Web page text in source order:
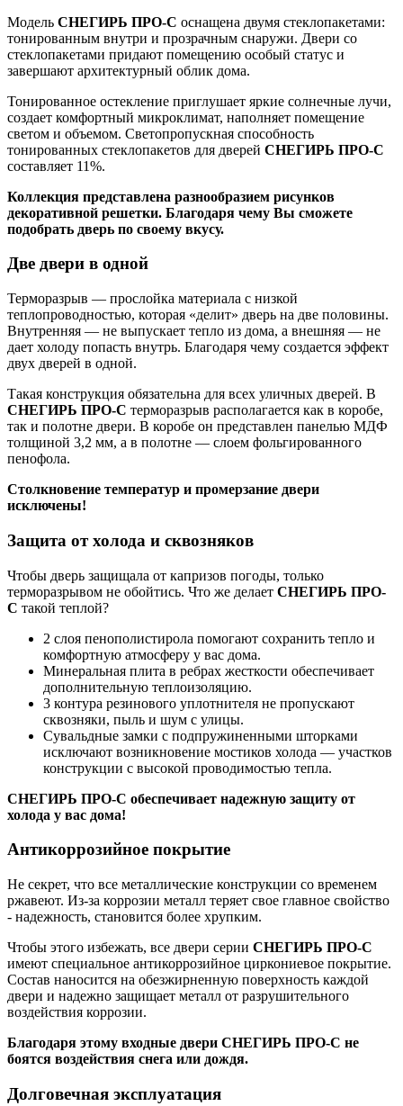
Модель СНЕГИРЬ ПРО-С оснащена двумя стеклопакетами:
тонированным внутри и прозрачным снаружи. Двери со
стеклопакетами придают помещению особый статус и
завершают архитектурный облик дома.
Тонированное остекление приглушает яркие солнечные лучи,
создает комфортный микроклимат, наполняет помещение
светом и объемом. Светопропускная способность
тонированных стеклопакетов для дверей СНЕГИРЬ ПРО-С
составляет 11%.
Коллекция представлена разнообразием рисунков
декоративной решетки. Благодаря чему Вы сможете
подобрать дверь по своему вкусу.
Две двери в одной
Терморазрыв — прослойка материала с низкой
теплопроводностью, которая «делит» дверь на две половины.
Внутренняя — не выпускает тепло из дома, а внешняя — не
дает холоду попасть внутрь. Благодаря чему создается эффект
двух дверей в одной.
Такая конструкция обязательна для всех уличных дверей. В
СНЕГИРЬ ПРО-С терморазрыв располагается как в коробе,
так и полотне двери. В коробе он представлен панелью МДФ
толщиной 3,2 мм, а в полотне — слоем фольгированного
пенофола.
Столкновение температур и промерзание двери
исключены!
Защита от холода и сквозняков
Чтобы дверь защищала от капризов погоды, только
терморазрывом не обойтись. Что же делает СНЕГИРЬ ПРО-
С такой теплой?
2 слоя пенополистирола помогают сохранить тепло и
комфортную атмосферу у вас дома.
Минеральная плита в ребрах жесткости обеспечивает
дополнительную теплоизоляцию.
3 контура резинового уплотнителя не пропускают
сквозняки, пыль и шум с улицы.
Сувальдные замки с подпружиненными шторками
исключают возникновение мостиков холода — участков
конструкции с высокой проводимостью тепла.
СНЕГИРЬ ПРО-С обеспечивает надежную защиту от
холода у вас дома!
Антикоррозийное покрытие
Не секрет, что все металлические конструкции со временем
ржавеют. Из-за коррозии металл теряет свое главное свойство
- надежность, становится более хрупким.
Чтобы этого избежать, все двери серии СНЕГИРЬ ПРО-С
имеют специальное антикоррозийное циркониевое покрытие.
Состав наносится на обезжирненную поверхность каждой
двери и надежно защищает металл от разрушительного
воздействия коррозии.
Благодаря этому входные двери СНЕГИРЬ ПРО-С не
боятся воздействия снега или дождя.
Долговечная эксплуатация